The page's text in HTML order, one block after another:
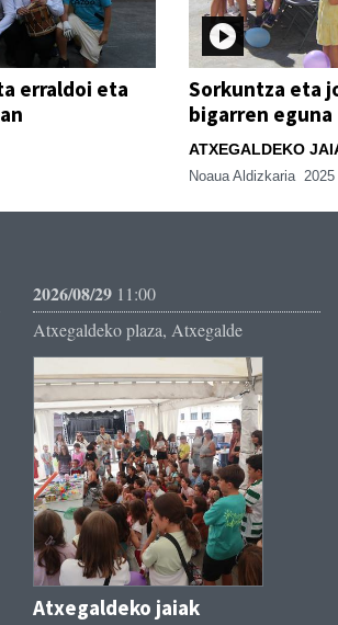
erraldoi eta
Sorkuntza eta
bigarren eguna
ATXEGALDEKO
Noaua Aldizkaria
2026/08/2911:00
Atxegaldeko plaza, Atxegalde
Atxegaldeko jaiak